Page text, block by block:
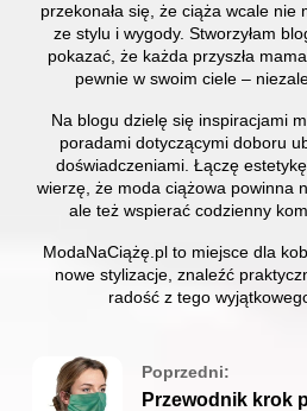
przekonała się, że ciąża wcale nie
ze stylu i wygody. Stworzyłam
pokazać, że każda przyszła
pewnie w swoim ciele –
Na blogu dzielę się inspiracjami
poradami dotyczącymi doboru
doświadczeniami. Łączę
wierzę, że moda ciążowa powinna
ale też wspierać codzienny
ModaNaCiążę.pl to miejsce dla
nowe stylizacje, znaleźć
radość z tego
Poprzedni:
Przewodnik krok